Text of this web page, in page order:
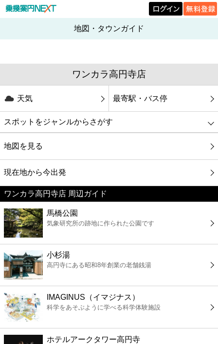
地図・タウンガイド
ワンカラ高円寺店
天気 最寄駅・バス停
スポットをジャンルからさがす
グルメ
映画
美容
コンビニ
薬局
スーパー
エンタメ
レジャー
地図を見る
現在地から今出発
ワンカラ高円寺店 周辺ガイド
馬橋公園
気象研究所の跡地に作られた公園です
小杉湯
高円寺にある昭和8年創業の老舗銭湯
IMAGINUS（イマジナス）
科学をあそぶように学べる科学体験施設
ホテルアークタワー高円寺